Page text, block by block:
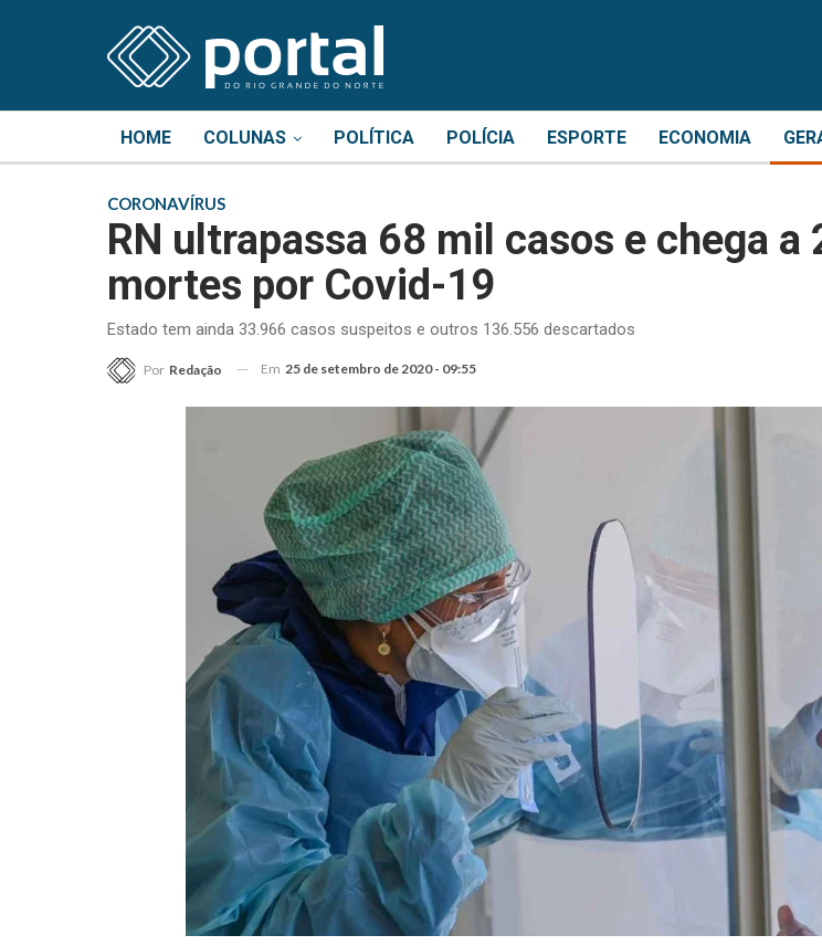
HOME COLUNAS POLÍTICA POLÍCIA ESPORTE ECONOMIA
CORONAVÍRUS
RN ultrapassa 68 mil casos e chega a
mortes por Covid-19
Estado tem ainda 33.966 casos suspeitos e outros 136.556 descartados
Por Redação Em 25 de setembro de 2020 - 09:55